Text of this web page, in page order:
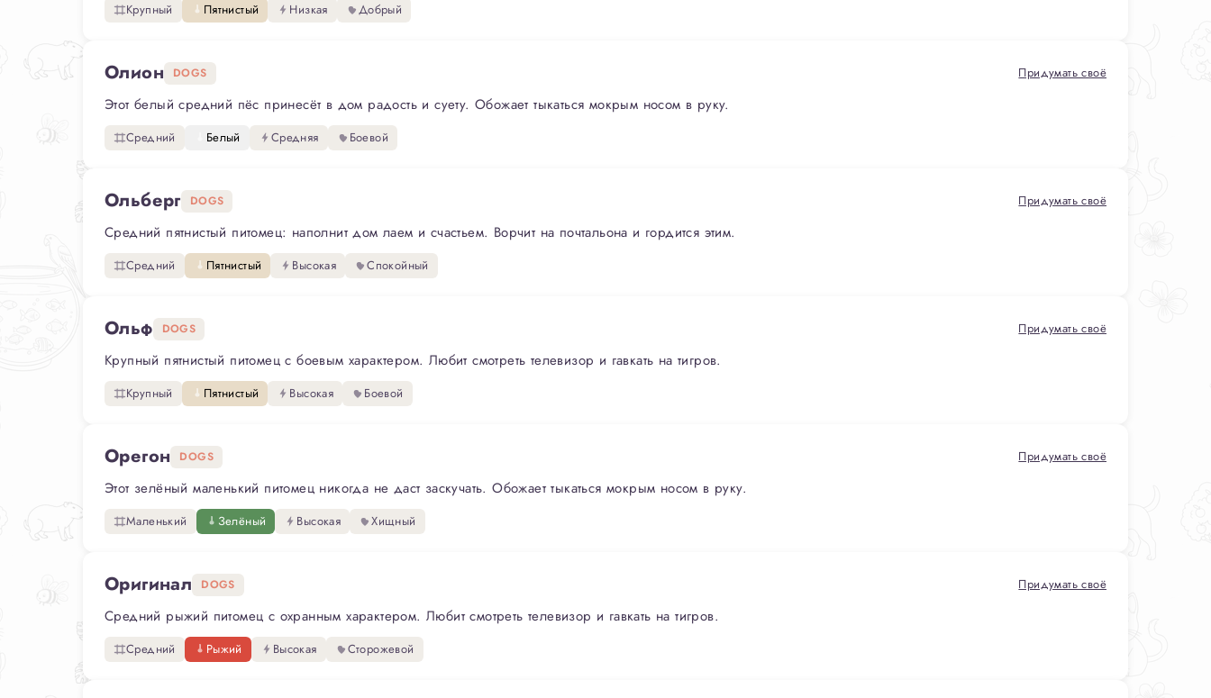
Крупный Пятнистый Низкая Добрый
Олион DOGS Придумать своё
Этот белый средний пёс принесёт в дом радость и суету. Обожает тыкаться мокрым носом в руку.
Средний Белый Средняя Боевой
Ольберг DOGS Придумать своё
Средний пятнистый питомец: наполнит дом лаем и счастьем. Ворчит на почтальона и гордится этим.
Средний Пятнистый Высокая Спокойный
Ольф DOGS Придумать своё
Крупный пятнистый питомец с боевым характером. Любит смотреть телевизор и гавкать на тигров.
Крупный Пятнистый Высокая Боевой
Орегон DOGS Придумать своё
Этот зелёный маленький питомец никогда не даст заскучать. Обожает тыкаться мокрым носом в руку.
Маленький Зелёный Высокая Хищный
Оригинал DOGS Придумать своё
Средний рыжий питомец с охранным характером. Любит смотреть телевизор и гавкать на тигров.
Средний Рыжий Высокая Сторожевой